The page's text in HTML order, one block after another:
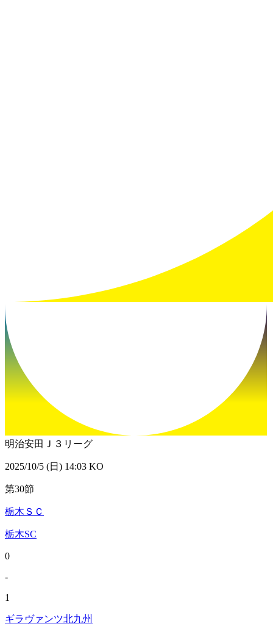
明治安田Ｊ３リーグ
2025/10/5 (日) 14:03 KO
第30節
栃木ＳＣ
栃木SC
0
-
1
ギラヴァンツ北九州